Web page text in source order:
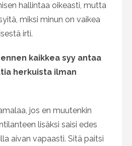
hallintaa oikeasti, mutta
miksi minun on vaikea
irti.
kaikkea syy antaa
herkuista ilman
jos en muutenkin
lisäksi saisi edes
aivan vapaasti. Sitä paitsi